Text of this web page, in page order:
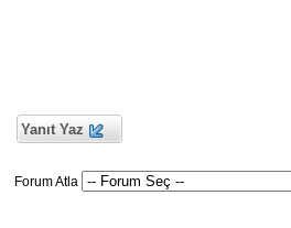
Yanıt Yaz
Forum Atla